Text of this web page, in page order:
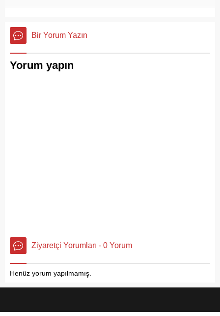
Bir Yorum Yazın
Yorum yapın
Ziyaretçi Yorumları - 0 Yorum
Henüz yorum yapılmamış.